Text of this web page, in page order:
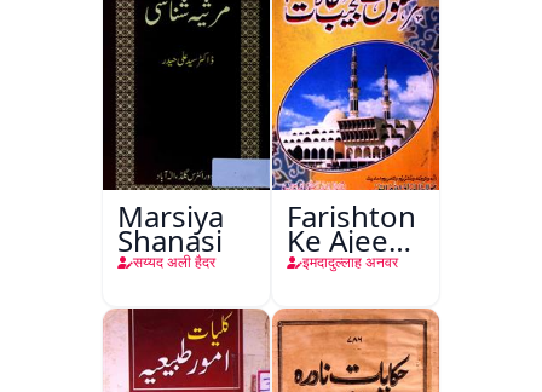
Marsiya
Shanasi
सय्यद अली हैदर
Farishton
Ke Ajeeb
Halat
इमदादुल्लाह अनवर